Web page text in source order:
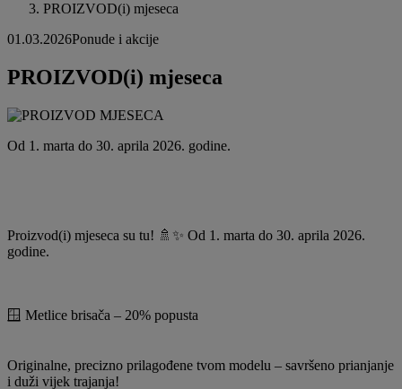
PROIZVOD(i) mjeseca
01.03.2026Ponude i akcije
PROIZVOD(i) mjeseca
Od 1. marta do 30. aprila 2026. godine.
Proizvod(i) mjeseca su tu! 🚿✨ Od 1. marta do 30. aprila 2026.
godine.
🪟 Metlice brisača – 20% popusta
Originalne, precizno prilagođene tvom modelu – savršeno prianjanje
i duži vijek trajanja!